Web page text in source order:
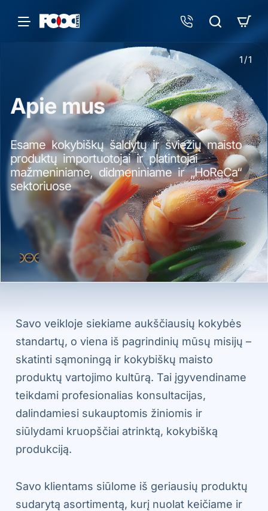
Apie mus
Esame kokybiškų šaldytų ir šviežių maisto
produktų importuotojai ir platintojai
mažmeniniame, didmeniniame ir „HoReCa“
sektoriuose
1 /1
Savo veikloje siekiame aukščiausių kokybės
standartų, o viena iš pagrindinių mūsų misijų –
skatinti sąmoningą ir kokybiškų maisto
produktų vartojimo kultūrą. Tai įgyvendiname
teikdami profesionalias konsultacijas,
dalindamiesi sukauptomis žiniomis ir
siūlydami kruopščiai atrinktą, kokybišką
produkciją.
Savo klientams siūlome iš geriausių produktų
sudarytą asortimentą, kurį nuolat keičiame ir